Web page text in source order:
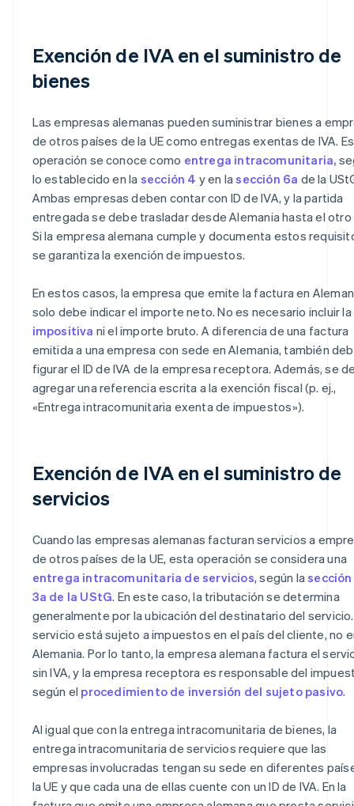
Exención de IVA en el suministro de
bienes
Las empresas alemanas pueden suministrar bienes a
de otros países de la UE como entregas exentas de IVA.
operación se conoce como entrega intracomunitaria,
lo establecido en la sección 4 y en lasección 6a de la
Ambas empresas deben contar con ID de IVA, y la partida
entregada se debe trasladar desde Alemania hasta el otro
Si la empresa alemana cumple y documenta estos
se garantiza la exención de impuestos.
En estos casos, la empresa que emite la factura en
solo debe indicar el importe neto. No es necesario incluir la
impositiva ni el importe bruto. A diferencia de una factura
emitida a una empresa con sede en Alemania, también
figurar el ID de IVA de la empresa receptora. Además, se
agregar una referencia escrita a la exención fiscal (p. ej.,
«Entrega intracomunitaria exenta de impuestos»).
Exención de IVA en el suministro de
servicios
Cuando las empresas alemanas facturan servicios a
de otros países de la UE, esta operación se considera una
entrega intracomunitaria de servicios, según lasección
3a de la UStG. En este caso, la tributación se determina
generalmente por la ubicación del destinatario del servicio.
servicio está sujeto a impuestos en el país del cliente, no
Alemania. Por lo tanto, la empresa alemana factura el
sin IVA, y la empresa receptora es responsable del
según el procedimiento de inversión del sujeto pasivo.
Al igual que con la entrega intracomunitaria de bienes, la
entrega intracomunitaria de servicios requiere que las
empresas involucradas tengan su sede en diferentes
la UE y que cada una de ellas cuente con un ID de IVA. En la